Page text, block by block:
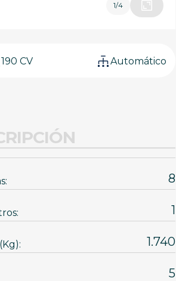
1/4
190 CV Automático
8
1
1.740
5